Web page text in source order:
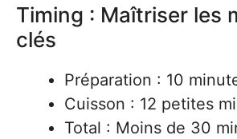
Timing : Maîtriser les
clés
Préparation : 10
Cuisson : 12 petites
Total : Moins de 30